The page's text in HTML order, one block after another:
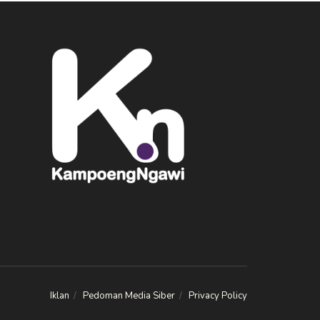
Iklan Pedoman Media Siber Privacy Policy